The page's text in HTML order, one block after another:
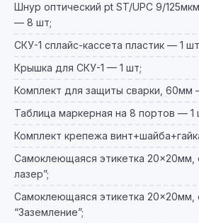
Шнур оптический pt ST/UPC 9/
— 8 шт;
СКУ-1 сплайс-кассета пластик — 1
Крышка для СКУ-1 — 1 шт;
Комплект для защиты сварки, 60мм
Таблица маркерная на 8 портов — 1
Комплект крепежа
Самоклеющаяся этикетка 20×20мм,
лазер”;
Самоклеющаяся этикетка 20×20мм,
“Заземление”;